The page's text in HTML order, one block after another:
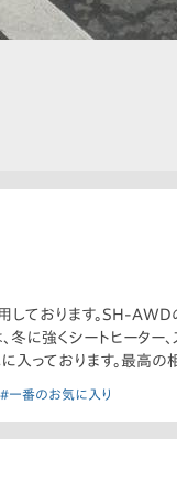
ております。SH-AWD
冬に強くシートヒータ
入っております。最高の
#一番のお気に入り